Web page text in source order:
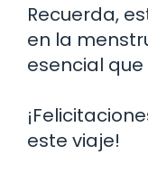
Recuerda,
en la
esencial
este viaje!